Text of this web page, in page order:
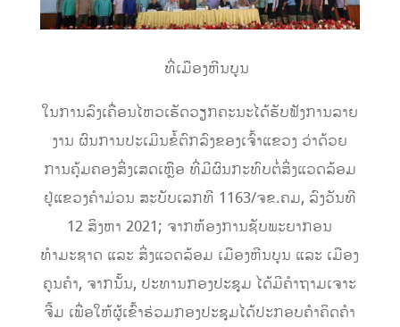
ທີ່ເມືອງຫີນບູນ
ໃນການລົງເຄື່ອນໄຫວເຮັດວຽກຄະນະໄດ້ຮັບຟັງການລາຍ
ງານ ຜົນການປະເມີນຂໍ້ຕົກລົງຂອງເຈົ້າແຂວງ ວ່າດ້ວຍ
ການຄຸ້ມຄອງສິ່ງເສດເຫຼືອ ທີ່ມີຜົນກະທົບຕໍ່ສິ່ງແວດລ້ອມ
ຢູ່ແຂວງຄໍາມ່ວນ ສະບັບເລກທີ 1163/ຈຂ.ຄມ, ລົງວັນທີ
12 ສິງຫາ 2021; ຈາກຫ້ອງການຊັບພະຍາກອນ
ທຳມະຊາດ ແລະ ສິ່ງແວດລ້ອມ ເມືອງຫີນບູນ ແລະ ເມືອງ
ຄູນຄຳ, ຈາກນັ້ນ, ປະທານກອງປະຊຸມ ໄດ້ມີຄຳຖາມເຈາະ
ຈີ້ມ ເພື່ອໃຫ້ຜູ້ເຂົ້າຮ່ວມກອງປະຊຸມໄດ້ປະກອບຄຳຄິດຄຳ